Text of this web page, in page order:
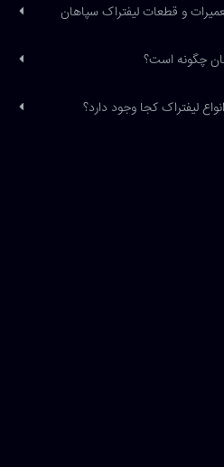
و قطعات لیفتراک سپاهان
چگونه است؟
لیفتراک کجا وجود دارد؟